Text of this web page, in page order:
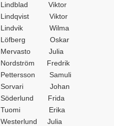
Lindblad Viktor
Lindqvist Viktor
Lindvik Wilma
Löfberg Oskar
Mervasto Julia
Nordström Fredrik
Pettersson Samuli
Sorvari Johan
Söderlund Frida
Tuomi Erika
Westerlund Julia